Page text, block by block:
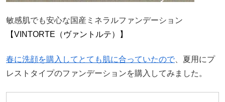
敏感肌でも安心な国産ミネラルファンデーション
【VINTORTE（ヴァントルテ）】
春に洗顔を購入してとても肌に合っていたので、夏用にプ
レストタイプのファンデーションを購入してみました。